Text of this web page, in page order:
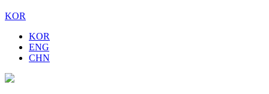
KOR
KOR
ENG
CHN